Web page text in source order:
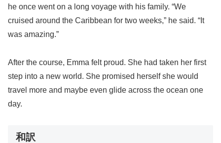
he once went on a long voyage with his family. “We
cruised around the Caribbean for two weeks,” he said. “It
was amazing.”
After the course, Emma felt proud. She had taken her first
step into a new world. She promised herself she would
travel more and maybe even glide across the ocean one
day.
和訳